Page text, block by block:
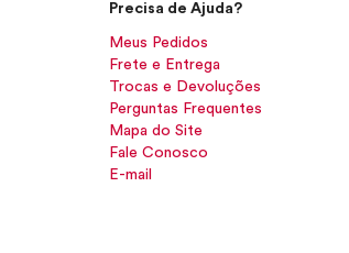
Precisa de Ajuda?
Meus Pedidos
Frete e Entrega
Trocas e Devoluções
Perguntas Frequentes
Mapa do Site
Fale Conosco
E-mail